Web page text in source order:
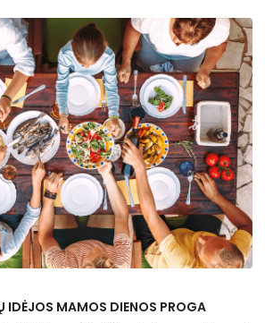
IDĖJOS MAMOS DIENOS PROGA